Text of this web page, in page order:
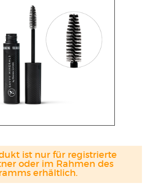
ist nur für registrierte
oder im Rahmen des
erhältlich.